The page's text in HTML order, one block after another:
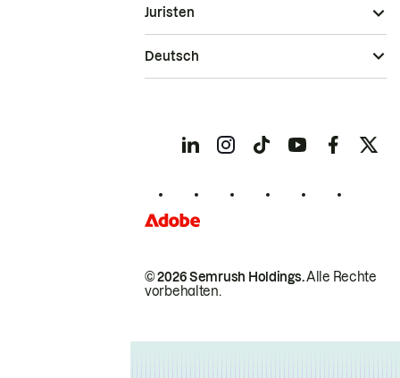
© 2026 Semrush Holdings.Alle Rechte
vorbehalten.
Juristen
Deutsch